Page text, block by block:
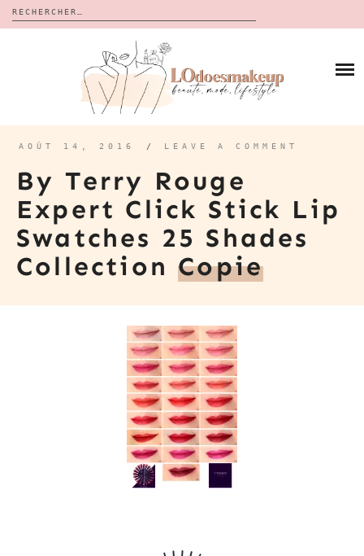
Rechercher :
CALENDRIERS DE L’AVENT
BON PLAN
À PROPOS
MES VIDÉOS
CONTACT
AOÛT 14, 2016 / LEAVE A COMMENT
By Terry Rouge
Expert Click Stick Lip
Swatches 25 Shades
CollectionCopie